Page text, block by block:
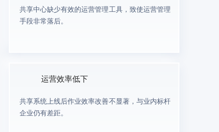
共享中心缺少有效的运营管理工具，致使运营管理
手段非常落后。
运营效率低下
共享系统上线后作业效率改善不显著，与业内标杆
企业仍有差距。